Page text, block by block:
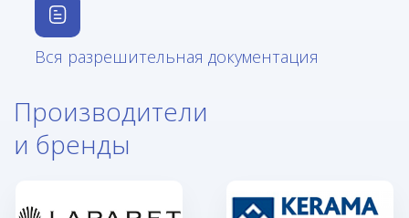
Вся разрешительная документация
Производители
и бренды